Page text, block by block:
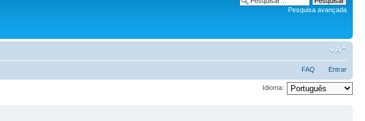
Pesquisa avançada
FAQ Entrar
Idioma: